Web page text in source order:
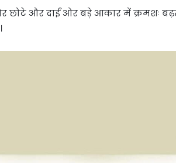
छोटे और दाईं ओर बड़े आकार में क्रमशः बढ़ते